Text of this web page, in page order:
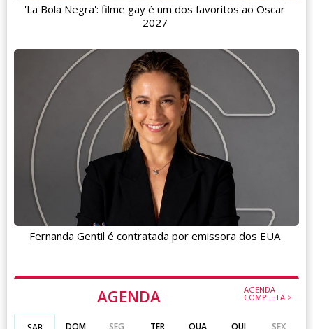
AGENDA AGENDA
COMPLETA >
DOM SEG TER QUA QUI SEX
'La Bola Negra': filme gay é um dos favoritos ao Oscar
2027
Fernanda Gentil é contratada por emissora dos EUA